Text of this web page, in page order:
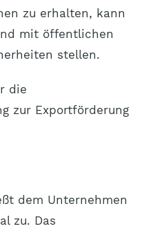
zu erhalten, kann
mit öffentlichen
stellen.
die
zur Exportförderung
dem Unternehmen
zu. Das